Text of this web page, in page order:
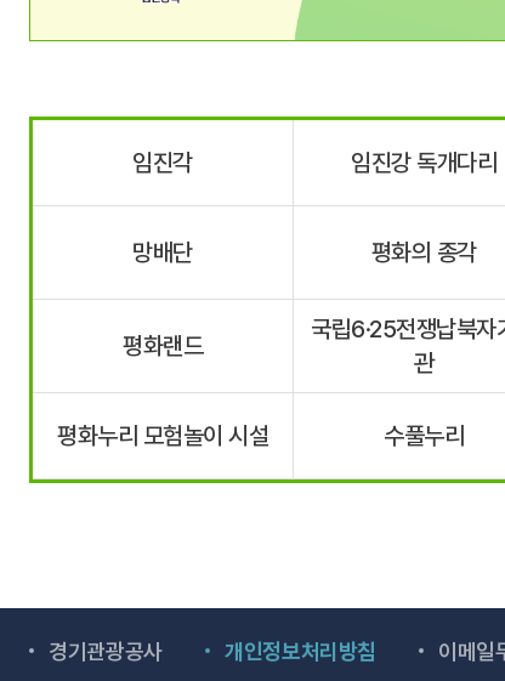
임진각 임진강 독개다리
망배단 평화의 종각
평화랜드
국립6·25전쟁납북자
관
평화누리 모험놀이 시설 수풀누리
경기관광공사 개인정보처리방침 이메일